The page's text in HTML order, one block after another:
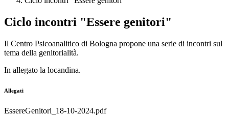
Ciclo incontri "Essere genitori"
Il Centro Psicoanalitico di Bologna propone una serie di incontri sul
tema della genitorialità.
In allegato la locandina.
Allegati
EssereGenitori_18-10-2024.pdf